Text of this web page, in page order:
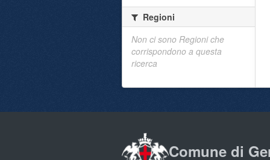
Regioni
Non ci sono Regioni che
corrispondono a questa
ricerca
Comune di